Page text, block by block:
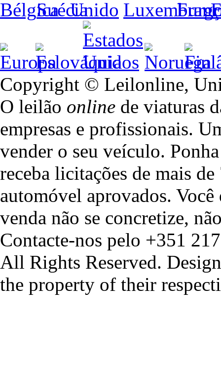
Copyright © Leilonline,
O leilão online de viaturas
empresas e profissionais.
vender o seu veículo.
receba licitações de mais
automóvel aprovados.
venda não se concretize,
Contacte-nos pelo +351
All Rights Reserved.
the property of their